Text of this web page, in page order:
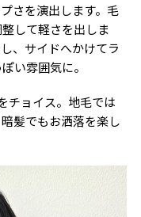
さを演出します。毛
して軽さを出しま
、サイドへかけてラ
い雰囲気に。
チョイス。地毛では
髪でもお洒落を楽し